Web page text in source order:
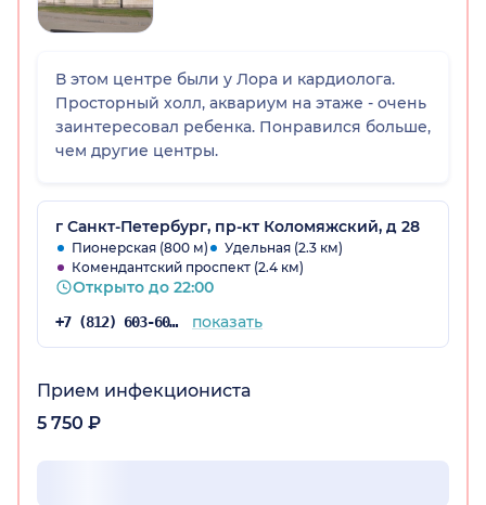
В этом центре были у Лора и кардиолога.
Просторный холл, аквариум на этаже - очень
заинтересовал ребенка. Понравился больше,
чем другие центры.
г Санкт-Петербург, пр-кт Коломяжский, д 28
Пионерская (800 м)
Удельная (2.3 км)
Комендантский проспект (2.4 км)
Открыто до 22:00
+7 (812) 603-60-42 показать
Прием инфекциониста
5 750 ₽